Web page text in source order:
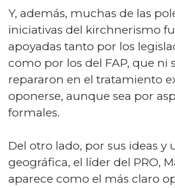
Y, además, muchas de las
iniciativas del kirchnerismo
apoyadas tanto por los
como por los del FAP, que ni
repararon en el tratamiento
oponerse, aunque sea por
formales.
Del otro lado, por sus ideas y
geográfica, el líder del PRO,
aparece como el más claro